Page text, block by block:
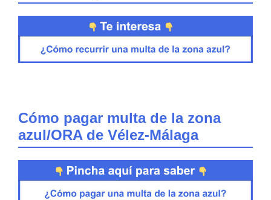
Cómo pagar multa de la zona
azul/ORA de Vélez-Málaga